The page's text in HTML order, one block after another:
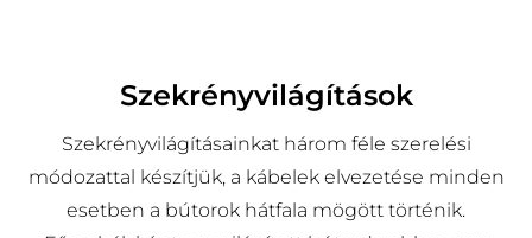
Szekrényvilágítások
Szekrényvilágításainkat három féle szerelési
módozattal készítjük, a kábelek elvezetése minden
esetben a bútorok hátfala mögött történik.